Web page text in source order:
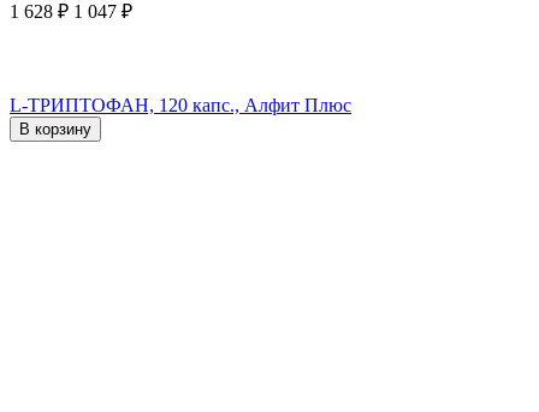
1 628 ₽ 1 047 ₽
L-ТРИПТОФАН, 120 капс., Алфит Плюс
В корзину